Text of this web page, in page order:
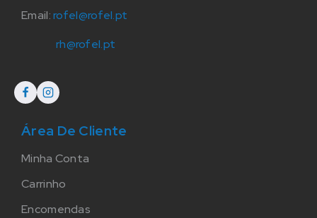
Email:rofel@rofel.pt
rh@rofel.pt
Área De Cliente
Minha Conta
Carrinho
Encomendas